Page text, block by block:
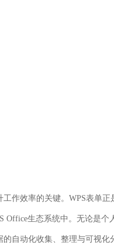
作效率的关键。 WPS表单正
Office生态系统中。无论是
自动化收集、整理与可视化